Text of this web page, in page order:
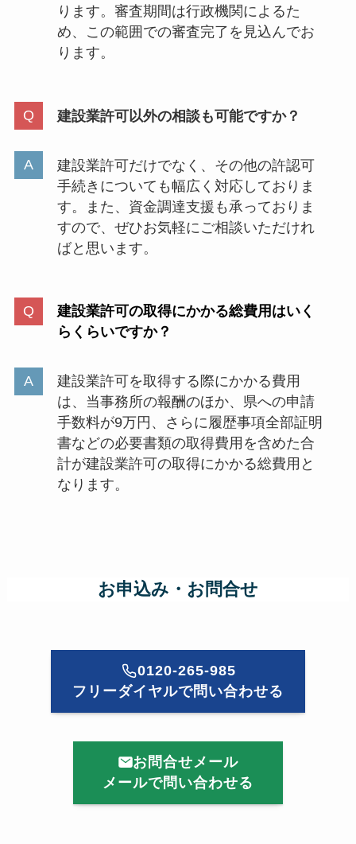
ります。審査期間は行政機関によるた
め、この範囲での審査完了を見込んでお
ります。
建設業許可以外の相談も可能ですか？
建設業許可だけでなく、その他の許認可
手続きについても幅広く対応しておりま
す。また、資金調達支援も承っておりま
すので、ぜひお気軽にご相談いただけれ
ばと思います。
建設業許可の取得にかかる総費用はいく
らくらいですか？
建設業許可を取得する際にかかる費用
は、当事務所の報酬のほか、県への申請
手数料が9万円、さらに履歴事項全部証明
書などの必要書類の取得費用を含めた合
計が建設業許可の取得にかかる総費用と
なります。
お申込み・お問合せ
0120-265-985
フリーダイヤルで問い合わせる
お問合せメール
メールで問い合わせる